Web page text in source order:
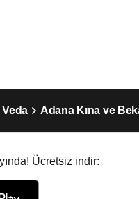
Veda Adana Kına ve
Ücretsiz indir: